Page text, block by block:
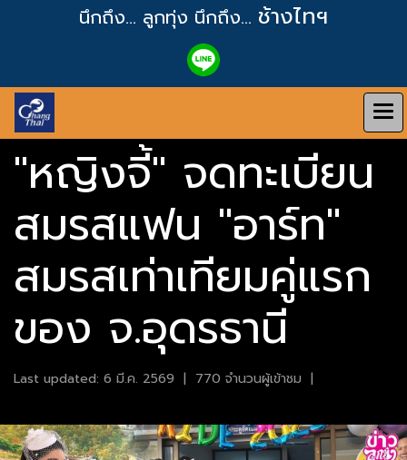
นึกถึง... ลูกทุ่ง นึกถึง... ช้างไทฯ
"หญิงจี้" จดทะเบียน
สมรสแฟน "อาร์ท"
สมรสเท่าเทียมคู่แรก
ของ จ.อุดรธานี
Last updated: 6 มี.ค. 2569 | 770 จำนวนผู้เข้าชม |